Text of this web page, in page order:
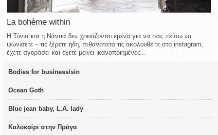
La bohème within
Η Τόνια και η Νάντια δεν χρειάζονται εμένα για να σας πείσω να
ψωνίσετε – τις ξέρετε ήδη, πιθανότατα τις ακολουθείτε στο instagram,
έχετε αγοράσει και έχετε μείνει ικανοποιημένες...
Bodies for business/sin
Ocean Goth
Blue jean baby, L.A. lady
Καλοκαίρι στην Πράγα